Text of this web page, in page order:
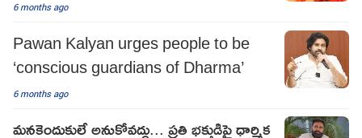
6 months ago
Pawan Kalyan urges people to be
‘conscious guardians of Dharma’
6 months ago
మనకెందుకులే అనుకోవద్దు... ప్రతి భక్తుడిపై ధార్మిక